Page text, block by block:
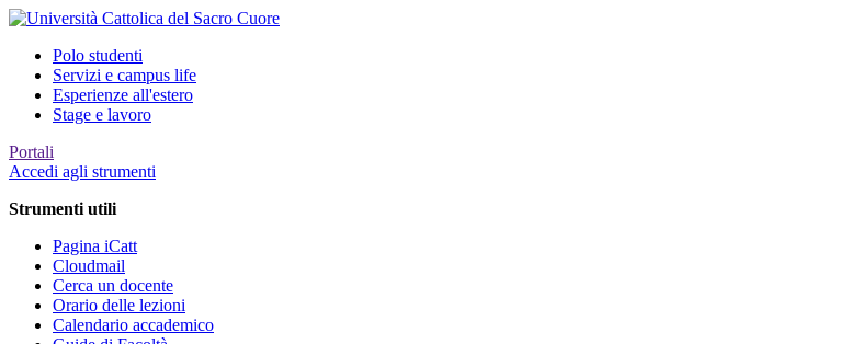
Polo studenti
Servizi e campus life
Esperienze all'estero
Stage e lavoro
Portali
Accedi agli strumenti
Strumenti utili
Pagina iCatt
Cloudmail
Cerca un docente
Orario delle lezioni
Calendario accademico